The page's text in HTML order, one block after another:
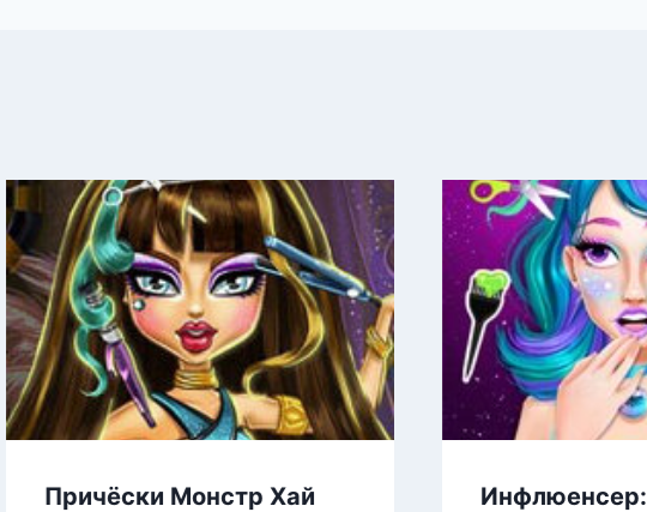
Причёски Монстр Хай
Инфлюенсер: